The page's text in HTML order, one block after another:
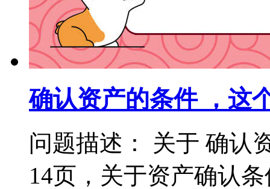
确认资产的条件 ，这
问题描述： 关于 确认
14页，关于资产确认